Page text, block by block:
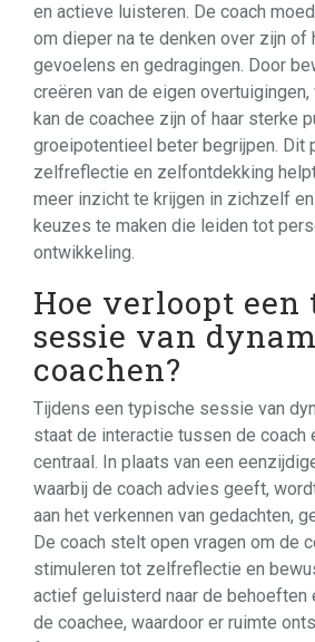
en actieve luisteren. De coach
om dieper na te denken over zijn of
gevoelens en gedragingen. Door
creëren van de eigen overtuigingen,
kan de coachee zijn of haar sterke
groeipotentieel beter begrijpen. Dit
zelfreflectie en zelfontdekking
meer inzicht te krijgen in zichzelf
keuzes te maken die leiden tot
ontwikkeling.
Hoe verloopt een
sessie van
coachen?
Tijdens een typische sessie van
staat de interactie tussen de coach
centraal. In plaats van een
waarbij de coach advies geeft,
aan het verkennen van gedachten,
De coach stelt open vragen om de
stimuleren tot zelfreflectie en
actief geluisterd naar de behoeften
de coachee, waardoor er ruimte